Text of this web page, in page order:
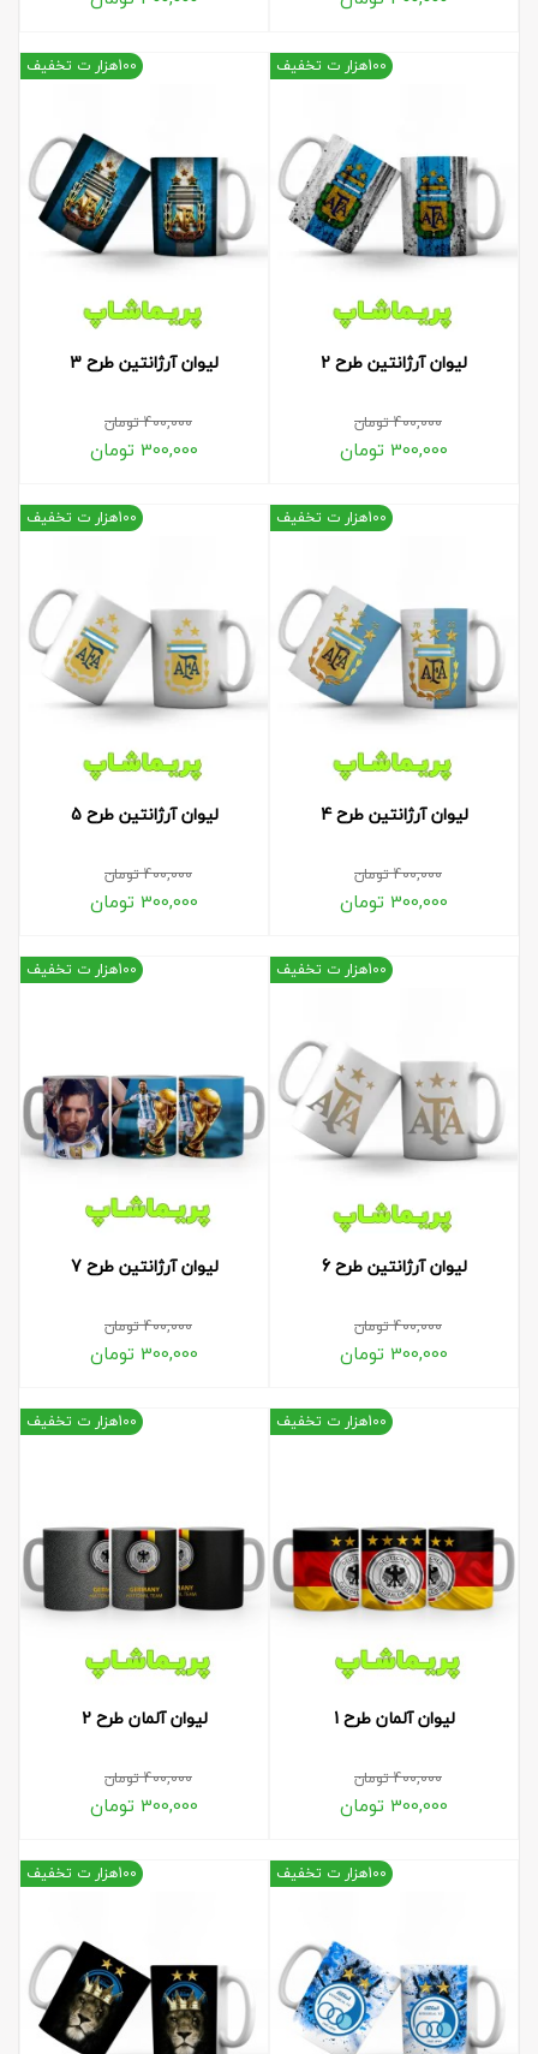
لیوان آرژانتین طرح 2
400,000تومان
300,000 تومان
100هزار ت تخفیف
لیوان آرژانتین طرح 3
400,000تومان
300,000 تومان
100هزار ت تخفیف
لیوان آرژانتین طرح 4
400,000تومان
300,000 تومان
100هزار ت تخفیف
لیوان آرژانتین طرح 5
400,000تومان
300,000 تومان
100هزار ت تخفیف
لیوان آرژانتین طرح 6
400,000تومان
300,000 تومان
100هزار ت تخفیف
لیوان آرژانتین طرح 7
400,000تومان
300,000 تومان
100هزار ت تخفیف
لیوان آلمان طرح 1
400,000تومان
300,000 تومان
100هزار ت تخفیف
لیوان آلمان طرح 2
400,000تومان
300,000 تومان
100هزار ت تخفیف
100هزار ت تخفیف 100هزار ت تخفیف